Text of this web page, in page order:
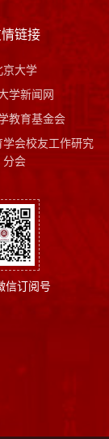
链接
京大学
学新闻网
教育基金会
会校友工作研究
分会
信订阅号